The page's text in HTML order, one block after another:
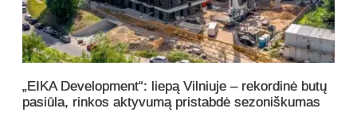
„EIKA Development“: liepą Vilniuje – rekordinė butų
pasiūla, rinkos aktyvumą pristabdė sezoniškumas